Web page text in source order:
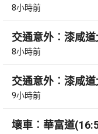
8小時前
交通意外︰漆咸
8小時前
交通意外︰漆咸
9小時前
壞車︰華富道